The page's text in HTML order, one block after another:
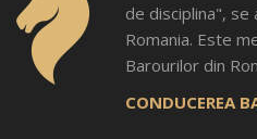
de disciplina", se
Romania. Este
Barourilor din
CONDUCEREA